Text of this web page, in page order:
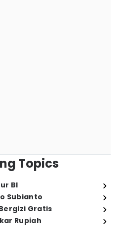
Topics
BI
Subianto
Gratis
Rupiah